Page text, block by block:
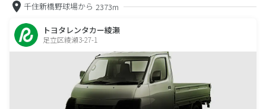
千住新橋野球場から 2373m
トヨタレンタカー綾瀬
足立区綾瀬3-27-1